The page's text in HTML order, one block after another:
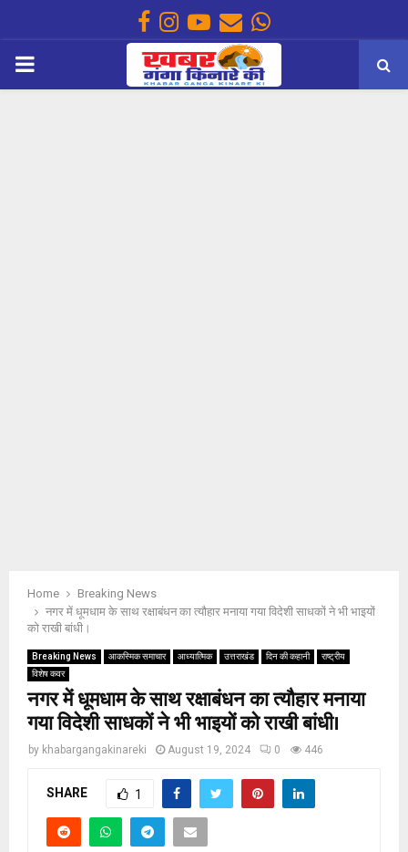
Facebook
Instagram
Youtube
EmailWhatsapp
PRIMARY
Home
Breaking News
नगर में धूमधाम के साथ रक्षाबंधन का त्यौहार मनाया गया विदेशी साधकों ने भी भाइयों
को राखी बांधी।
Breaking News आकस्मिक समाचार आध्यात्मिक उत्तराखंड दिन की कहानी
राष्ट्रीय
विशेष कवर
नगर में धूमधाम के साथ रक्षाबंधन का त्यौहार मनाया
गया विदेशी साधकों ने भी भाइयों को राखी बांधी।
by khabargangakinareki August 19, 2024 0 446
SHARE 1